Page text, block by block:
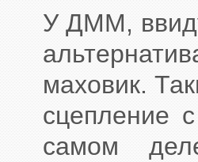
У ДММ,
маховик.
сцепление
самом